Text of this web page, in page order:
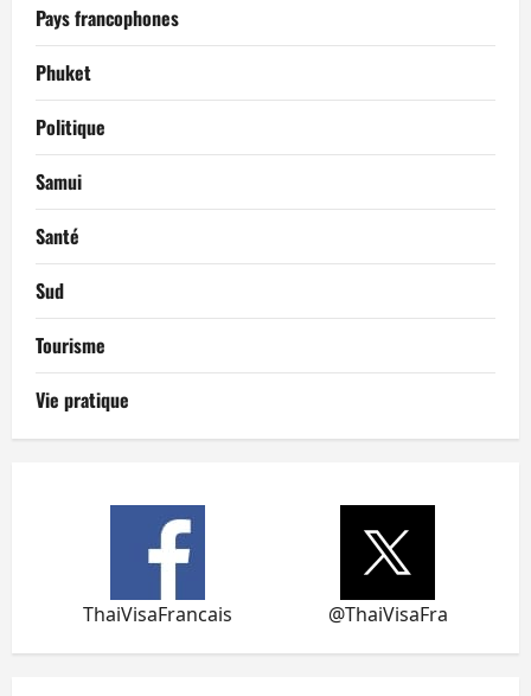
Pays francophones
Phuket
Politique
Samui
Santé
Sud
Tourisme
Vie pratique
ThaiVisaFrancais @ThaiVisaFra